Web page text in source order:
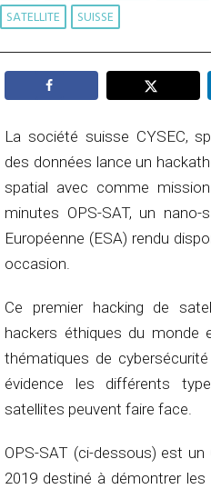
SATELLITE
SUISSE
La société suisse CYSEC,
des données lance un
spatial avec comme
minutes OPS-SAT, un nano-
Européenne (ESA) rendu
occasion.
Ce premier hacking de
hackers éthiques du monde
thématiques de
évidence les différents
satellites peuvent faire face.
OPS-SAT (ci-dessous) est
2019 destiné à démontrer